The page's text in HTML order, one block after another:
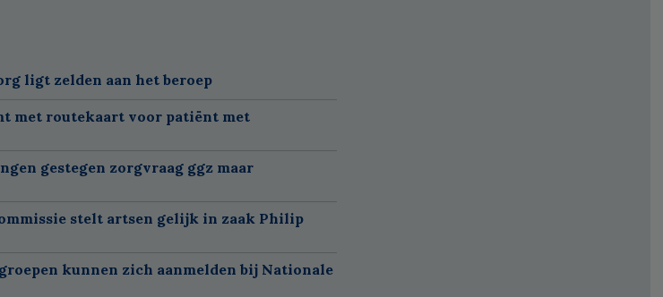
ligt zelden aan het beroep
met routekaart voor patiënt met
gestegen zorgvraag ggz maar
stelt artsen gelijk in zaak Philip
kunnen zich aanmelden bij Nationale